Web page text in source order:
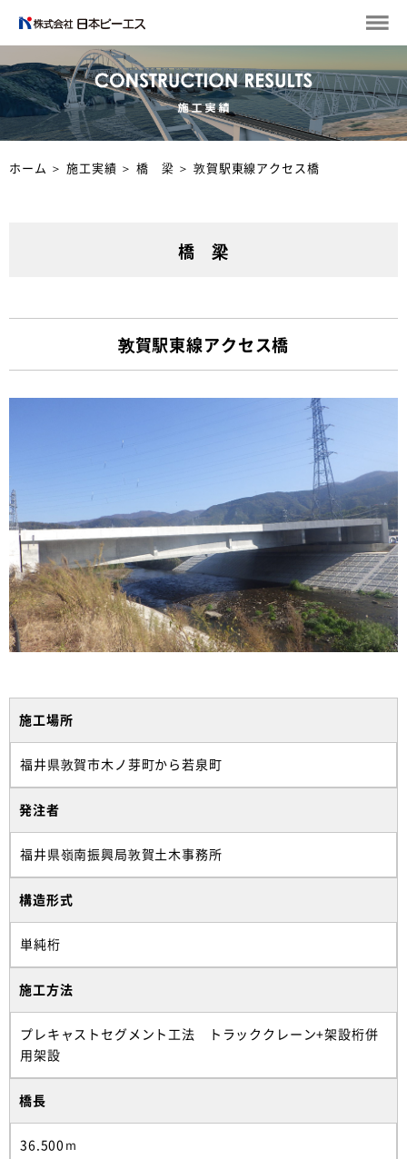
ホーム ＞施工実績 ＞ 橋 梁 ＞敦賀駅東線アクセス橋
橋 梁
敦賀駅東線アクセス橋
施工場所
福井県敦賀市木ノ芽町から若泉町
発注者
福井県嶺南振興局敦賀土木事務所
構造形式
単純桁
施工方法
プレキャストセグメント工法 トラッククレーン+架設桁併
用架設
橋長
36.500ｍ